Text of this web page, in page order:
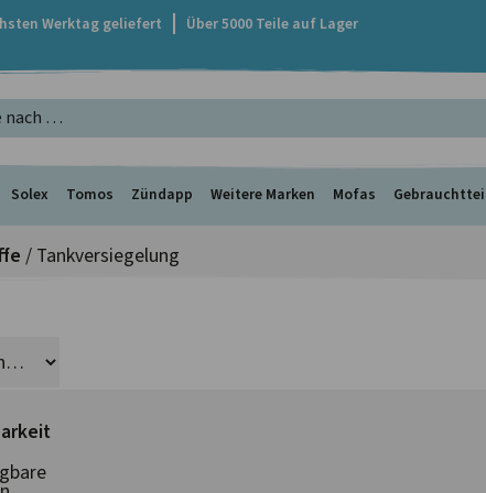
Werktag geliefert
Über 5000 Teile auf Lager
Solex Tomos Zündapp Weitere Marken Mofas
/ Tankversiegelung